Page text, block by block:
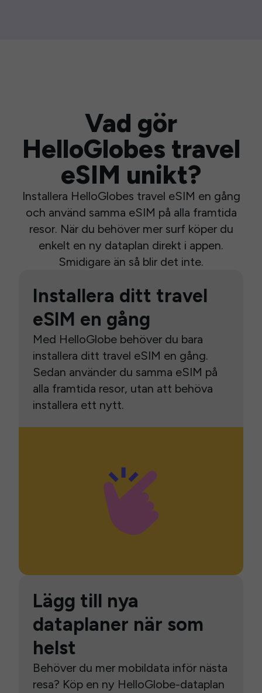
Vad gör
HelloGlobes travel
eSIM unikt?
Installera HelloGlobes travel eSIM en gång
och använd samma eSIM på alla framtida
resor. När du behöver mer surf köper du
enkelt en ny dataplan direkt i appen.
Smidigare än så blir det inte.
Installera ditt travel
eSIM en gång
Med HelloGlobe behöver du bara
installera ditt travel eSIM en gång.
Sedan använder du samma eSIM på
alla framtida resor, utan att behöva
installera ett nytt.
Lägg till nya
dataplaner när som
helst
Behöver du mer mobildata inför nästa
resa? Köp en ny HelloGlobe-dataplan